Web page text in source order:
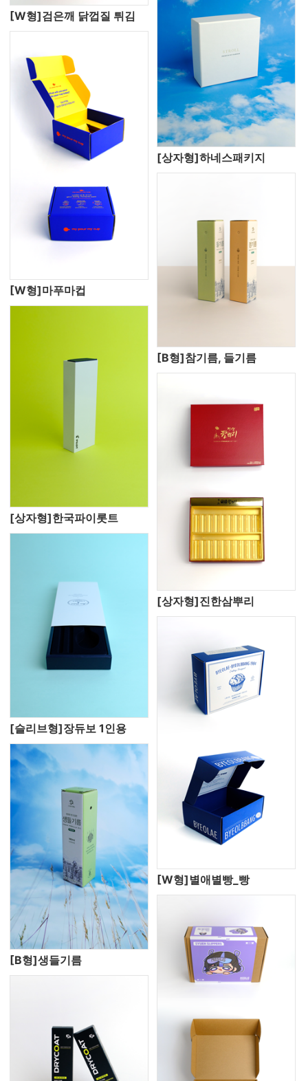
[W형]검은깨 닭껍질 튀김
[W형]마푸마컵
[상자형]하네스패키지
[상자형]한국파이롯트
[B형]참기름, 들기름
[슬리브형]장듀보 1인용
[상자형]진한삼뿌리
[B형]생들기름
[W형]별애별빵_빵